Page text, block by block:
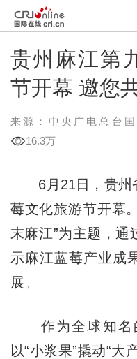
贵州麻江第
节开幕 邀您
来源：中央广电总台
16.3万
6月21日，贵州
莓文化旅游节开幕
末麻江”为主题，通
示麻江蓝莓产业成
展。
作为全球知名
以“小浆果”撬动“大